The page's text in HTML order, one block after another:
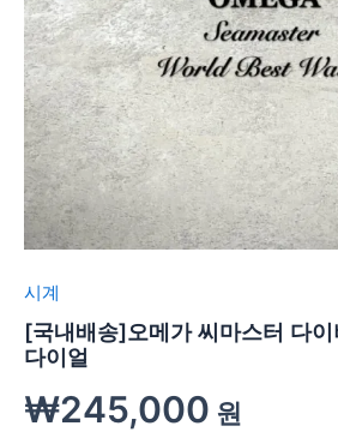
시계
[국내배송]오메가 씨마스터 다
다이얼
₩245,000 원